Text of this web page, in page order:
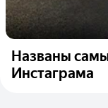
Названы
Инстаграма